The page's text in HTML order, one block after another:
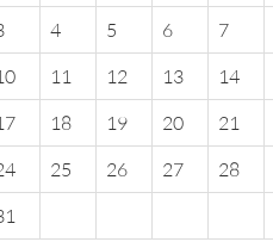
4 5 6 7
11 12 13 14
18 19 20 21
25 26 27 28